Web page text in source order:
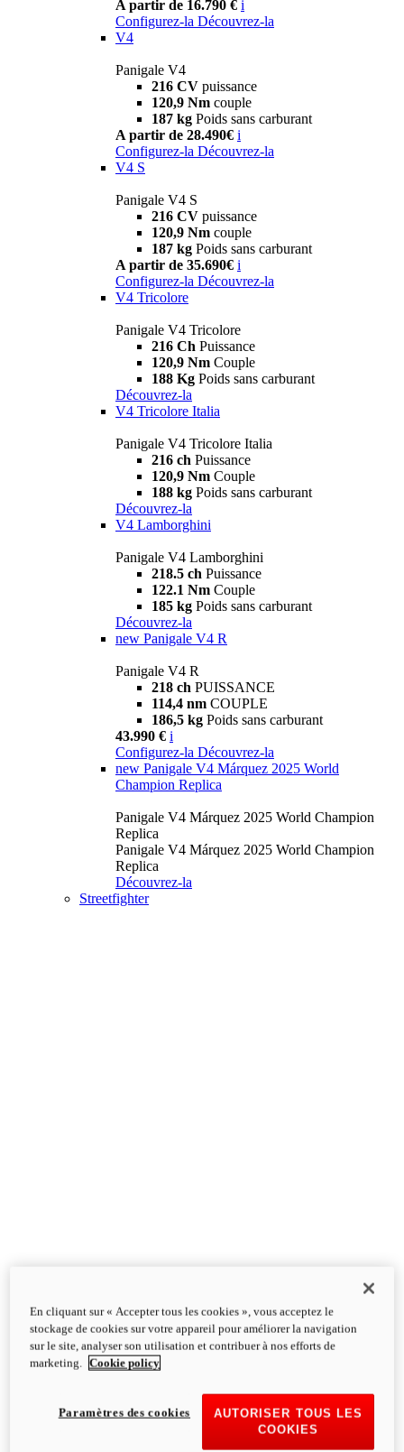
A partir de 16.790 € i
Configurez-la Découvrez-la
V4
Panigale V4
216 CV puissance
120,9 Nm couple
187 kg Poids sans carburant
A partir de 28.490€ i
Configurez-la Découvrez-la
V4 S
Panigale V4 S
216 CV puissance
120,9 Nm couple
187 kg Poids sans carburant
A partir de 35.690€ i
Configurez-la Découvrez-la
V4 Tricolore
Panigale V4 Tricolore
216 Ch Puissance
120,9 Nm Couple
188 Kg Poids sans carburant
Découvrez-la
V4 Tricolore Italia
Panigale V4 Tricolore Italia
216 ch Puissance
120,9 Nm Couple
188 kg Poids sans carburant
Découvrez-la
V4 Lamborghini
Panigale V4 Lamborghini
218.5 ch Puissance
122.1 Nm Couple
185 kg Poids sans carburant
Découvrez-la
new Panigale V4 R
Panigale V4 R
218 ch PUISSANCE
114,4 nm COUPLE
186,5 kg Poids sans carburant
43.990 € i
Configurez-la Découvrez-la
new Panigale V4 Márquez 2025 World
Champion Replica
Panigale V4 Márquez 2025 World Champion
Replica
Panigale V4 Márquez 2025 World Champion
Replica
Découvrez-la
Streetfighter
En cliquant sur « Accepter tous les cookies », vous acceptez le
stockage de cookies sur votre appareil pour améliorer la navigation
sur le site, analyser son utilisation et contribuer à nos efforts de
marketing.
Cookie policy
AUTORISER TOUS LES
COOKIES
Paramètres des cookies